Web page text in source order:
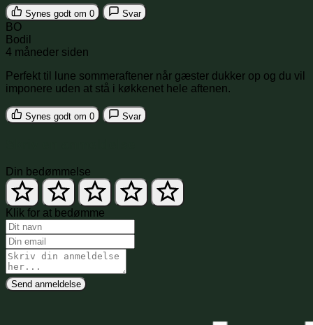
Synes godt om 0 Svar
BO
Bodil
4 måneder siden
Perfekt til lune sommeraftener når gæster dukker op og du vil
imponere uden at stå i køkkenet hele aftenen.
Synes godt om 0 Svar
Din bedømmelse
Klik for at bedømme
Send anmeldelse